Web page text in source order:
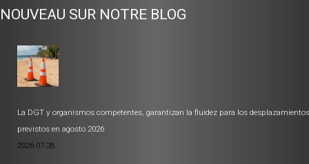
NOUVEAU SUR NOTRE BLOG
La DGT y organismos competentes, garantizan la fluidez para los desplazamientos
previstos en agosto 2026
2026-07-28